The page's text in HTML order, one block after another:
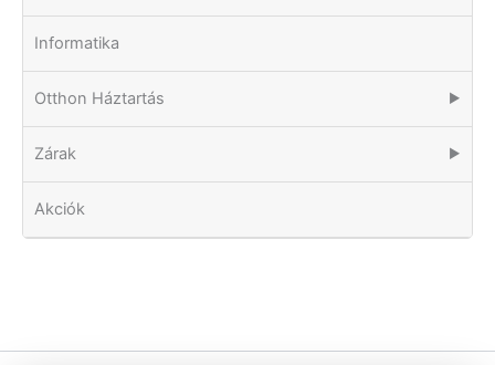
Informatika
Otthon Háztartás ▶
Zárak ▶
Akciók